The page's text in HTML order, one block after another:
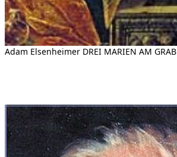
Adam Elsenheimer DREI MARIEN AM GRAB